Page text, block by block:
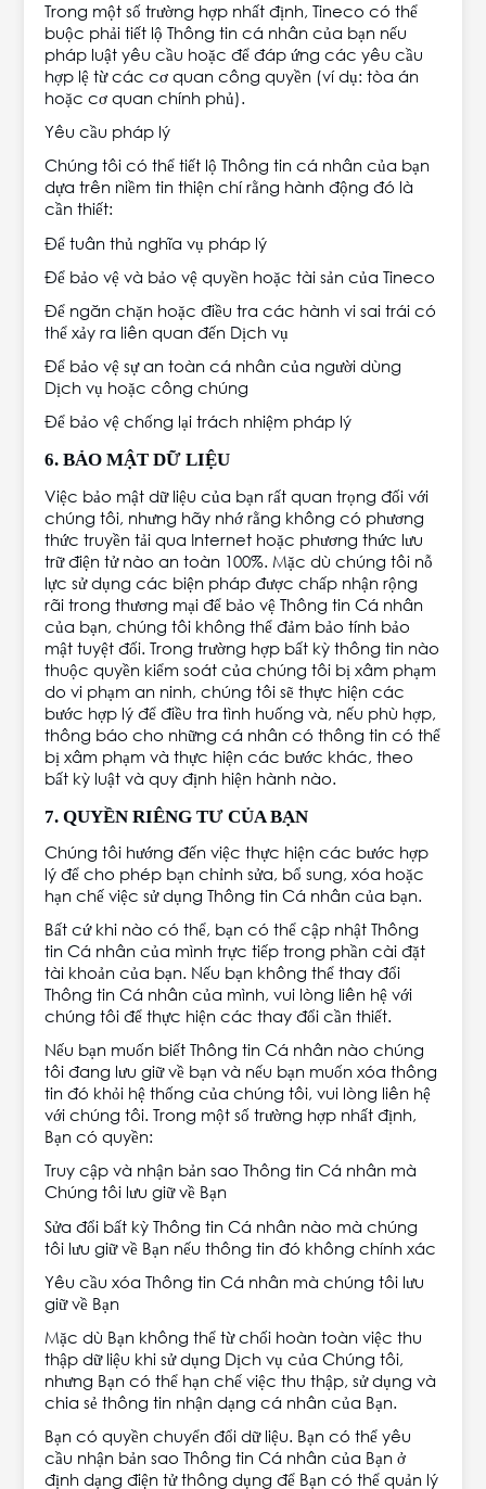
Trong một số trường hợp nhất định, Tineco có thể
buộc phải tiết lộ Thông tin cá nhân của bạn nếu
pháp luật yêu cầu hoặc để đáp ứng các yêu cầu
hợp lệ từ các cơ quan công quyền (ví dụ: tòa án
hoặc cơ quan chính phủ).
Yêu cầu pháp lý
Chúng tôi có thể tiết lộ Thông tin cá nhân của bạn
dựa trên niềm tin thiện chí rằng hành động đó là
cần thiết:
Để tuân thủ nghĩa vụ pháp lý
Để bảo vệ và bảo vệ quyền hoặc tài sản của Tineco
Để ngăn chặn hoặc điều tra các hành vi sai trái có
thể xảy ra liên quan đến Dịch vụ
Để bảo vệ sự an toàn cá nhân của người dùng
Dịch vụ hoặc công chúng
Để bảo vệ chống lại trách nhiệm pháp lý
6. BẢO MẬT DỮ LIỆU
Việc bảo mật dữ liệu của bạn rất quan trọng đối với
chúng tôi, nhưng hãy nhớ rằng không có phương
thức truyền tải qua Internet hoặc phương thức lưu
trữ điện tử nào an toàn 100%. Mặc dù chúng tôi nỗ
lực sử dụng các biện pháp được chấp nhận rộng
rãi trong thương mại để bảo vệ Thông tin Cá nhân
của bạn, chúng tôi không thể đảm bảo tính bảo
mật tuyệt đối. Trong trường hợp bất kỳ thông tin nào
thuộc quyền kiểm soát của chúng tôi bị xâm phạm
do vi phạm an ninh, chúng tôi sẽ thực hiện các
bước hợp lý để điều tra tình huống và, nếu phù hợp,
thông báo cho những cá nhân có thông tin có thể
bị xâm phạm và thực hiện các bước khác, theo
bất kỳ luật và quy định hiện hành nào.
7. QUYỀN RIÊNG TƯ CỦA BẠN
Chúng tôi hướng đến việc thực hiện các bước hợp
lý để cho phép bạn chỉnh sửa, bổ sung, xóa hoặc
hạn chế việc sử dụng Thông tin Cá nhân của bạn.
Bất cứ khi nào có thể, bạn có thể cập nhật Thông
tin Cá nhân của mình trực tiếp trong phần cài đặt
tài khoản của bạn. Nếu bạn không thể thay đổi
Thông tin Cá nhân của mình, vui lòng liên hệ với
chúng tôi để thực hiện các thay đổi cần thiết.
Nếu bạn muốn biết Thông tin Cá nhân nào chúng
tôi đang lưu giữ về bạn và nếu bạn muốn xóa thông
tin đó khỏi hệ thống của chúng tôi, vui lòng liên hệ
với chúng tôi. Trong một số trường hợp nhất định,
Bạn có quyền:
Truy cập và nhận bản sao Thông tin Cá nhân mà
Chúng tôi lưu giữ về Bạn
Sửa đổi bất kỳ Thông tin Cá nhân nào mà chúng
tôi lưu giữ về Bạn nếu thông tin đó không chính xác
Yêu cầu xóa Thông tin Cá nhân mà chúng tôi lưu
giữ về Bạn
Mặc dù Bạn không thể từ chối hoàn toàn việc thu
thập dữ liệu khi sử dụng Dịch vụ của Chúng tôi,
nhưng Bạn có thể hạn chế việc thu thập, sử dụng và
chia sẻ thông tin nhận dạng cá nhân của Bạn.
Bạn có quyền chuyển đổi dữ liệu. Bạn có thể yêu
cầu nhận bản sao Thông tin Cá nhân của Bạn ở
định dạng điện tử thông dụng để Bạn có thể quản lý